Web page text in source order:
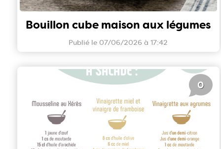
Bouillon cube maison aux légumes
Publié le 07/06/2026 à 17:42
0